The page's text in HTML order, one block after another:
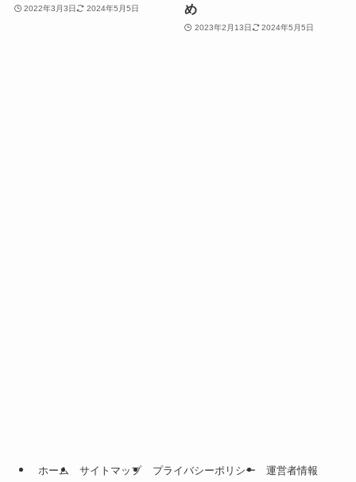
2022年3月3日 2024年5月5日
め
2023年2月13日 2024年5月5日
ホーム サイトマップ プライバシーポリシー 運営者情報